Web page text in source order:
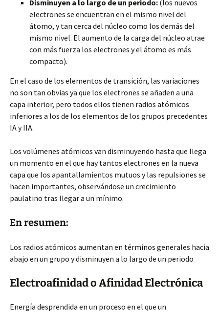
Disminuyen a lo largo de un periodo: (los nuevos
electrones se encuentran en el mismo nivel del
átomo, y tan cerca del núcleo como los demás del
mismo nivel. El aumento de la carga del núcleo atrae
con más fuerza los electrones y el átomo es más
compacto).
En el caso de los elementos de transición, las variaciones
no son tan obvias ya que los electrones se añaden a una
capa interior, pero todos ellos tienen radios atómicos
inferiores a los de los elementos de los grupos precedentes
IA y IIA.
Los volúmenes atómicos van disminuyendo hasta que llega
un momento en el que hay tantos electrones en la nueva
capa que los apantallamientos mutuos y las repulsiones se
hacen importantes, observándose un crecimiento
paulatino tras llegar a un mínimo.
En resumen:
Los radios atómicos aumentan en términos generales hacia
abajo en un grupo y disminuyen a lo largo de un periodo
Electroafinidad o Afinidad Electrónica
Energía desprendida en un proceso en el que un